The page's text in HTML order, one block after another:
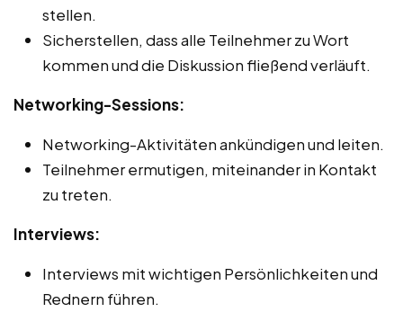
stellen.
Sicherstellen, dass alle Teilnehmer zu Wort
kommen und die Diskussion fließend verläuft.
Networking-Sessions:
Networking-Aktivitäten ankündigen und leiten.
Teilnehmer ermutigen, miteinander in Kontakt
zu treten.
Interviews:
Interviews mit wichtigen Persönlichkeiten und
Rednern führen.